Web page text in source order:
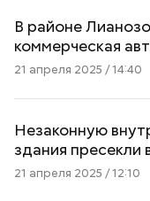
В районе
коммерческая
21 апреля 2025 / 14:40
Незаконную
здания
21 апреля 2025 / 12:10